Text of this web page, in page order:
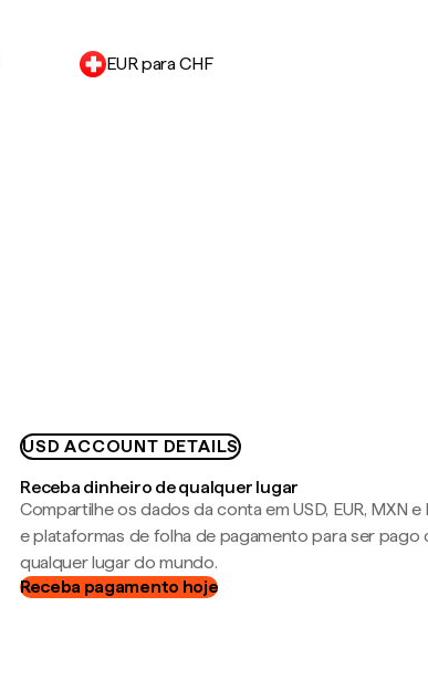
EUR para CHF
USD ACCOUNT DETAILS
Receba dinheiro de qualquer lugar
Compartilhe os dados da conta em USD, EUR, MXN
e plataformas de folha de pagamento para ser pago
qualquer lugar do mundo.
Receba pagamento hoje